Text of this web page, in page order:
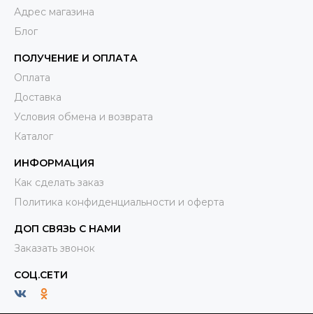
Адрес магазина
Блог
ПОЛУЧЕНИЕ И ОПЛАТА
Оплата
Доставка
Условия обмена и возврата
Каталог
ИНФОРМАЦИЯ
Как сделать заказ
Политика конфиденциальности и оферта
ДОП СВЯЗЬ С НАМИ
Заказать звонок
СОЦ.СЕТИ